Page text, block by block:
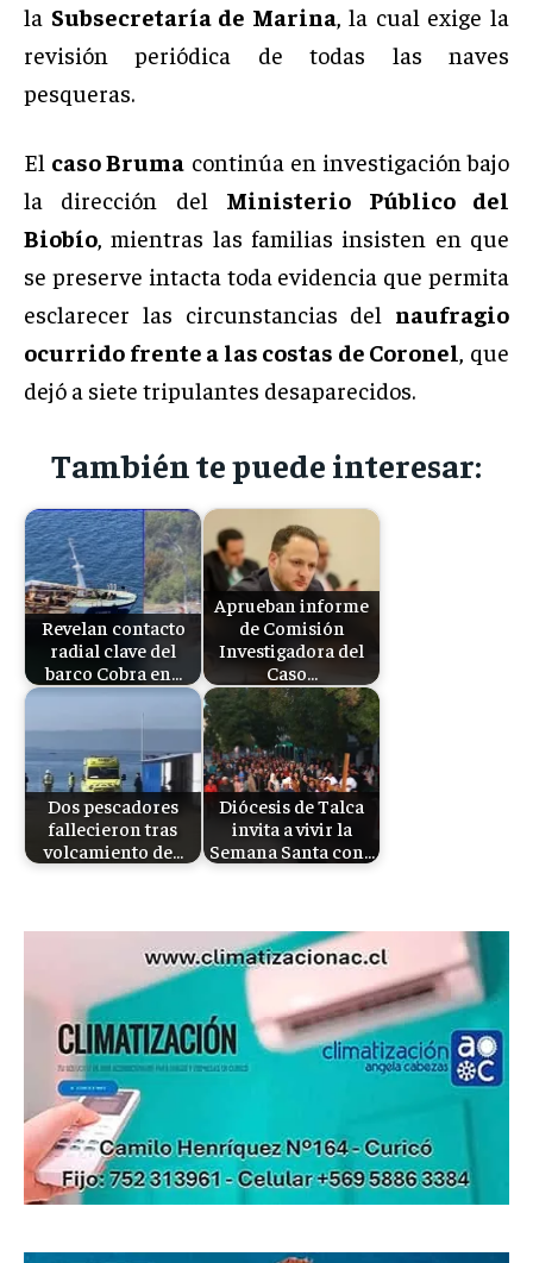
la Subsecretaría de Marina, la cual exige la
revisión periódica de todas las naves
pesqueras.
El caso Bruma continúa en investigación bajo
la dirección del Ministerio Público del
Biobío, mientras las familias insisten en que
se preserve intacta toda evidencia que permita
esclarecer las circunstancias del naufragio
ocurrido frente a las costas de Coronel, que
dejó a siete tripulantes desaparecidos.
También te puede interesar:
Revelan contacto
radial clave del
barco Cobra en…
Aprueban informe
de Comisión
Investigadora del
Caso…
Dos pescadores
fallecieron tras
volcamiento de…
Diócesis de Talca
invita a vivir la
Semana Santa con…